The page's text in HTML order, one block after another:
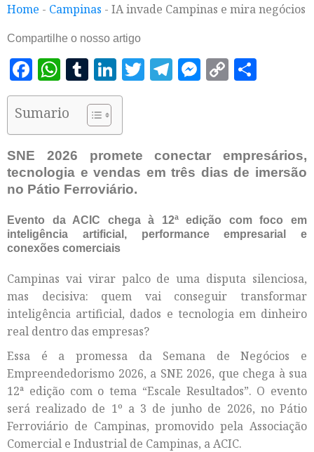
Home - Campinas - IA invade Campinas e mira negócios
Compartilhe o nosso artigo
Facebook
WhatsApp
Tumblr
LinkedIn
Twitter
Telegram
Messenger
Copy
Sumario
SNE 2026 promete conectar empresários,
tecnologia e vendas em três dias de imersão
no Pátio Ferroviário.
Evento da ACIC chega à 12ª edição com foco em
inteligência artificial, performance empresarial e
conexões comerciais
Campinas vai virar palco de uma disputa silenciosa,
mas decisiva: quem vai conseguir transformar
inteligência artificial, dados e tecnologia em dinheiro
real dentro das empresas?
Essa é a promessa da Semana de Negócios e
Empreendedorismo 2026, a SNE 2026, que chega à sua
12ª edição com o tema “Escale Resultados”. O evento
será realizado de 1º a 3 de junho de 2026, no Pátio
Ferroviário de Campinas, promovido pela Associação
Comercial e Industrial de Campinas, a ACIC.